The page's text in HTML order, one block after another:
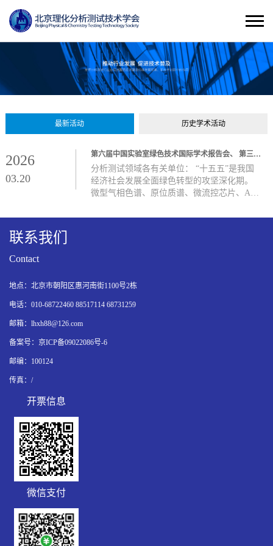
最新活动 历史学术活动
2026
03.20
第六届中国实验室绿色技术国际学术报告会、 第三届山东实验室建设论坛暨展览会
分析测试领域各有关单位： “十五五”是我国
经济社会发展全面绿色转型的攻坚深化期。
微型气相色谱、原位质谱、微流控芯片、AI
科技创新的“先行官”与产业低碳升级的“催化
联系我们
Contact
地点：北京市朝阳区惠河南街1100号2栋
电话：010-68722460 88517114 68731259
邮箱：lhxh88@126.com
备案号： 京ICP备09022086号-6
邮编：100124
传真：/
开票信息
R7HPRK
微信支付